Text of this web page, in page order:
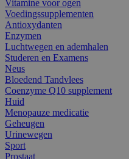
Vitamine voor ogen
Voedingssupplementen
Antioxydanten
Enzymen
Luchtwegen en ademhalen
Studeren en Examens
Neus
Bloedend Tandvlees
Coenzyme Q10 supplement
Huid
Menopauze medicatie
Geheugen
Urinewegen
Sport
Prostaat